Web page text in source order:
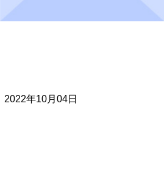
2022年10月04日